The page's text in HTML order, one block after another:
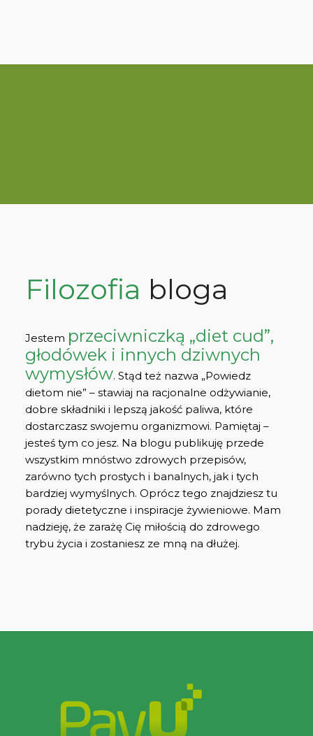
Filozofia bloga
Jestem przeciwniczką „diet cud”,
głodówek i innych dziwnych
wymysłów. Stąd też nazwa „Powiedz
dietom nie” – stawiaj na racjonalne odżywianie,
dobre składniki i lepszą jakość paliwa, które
dostarczasz swojemu organizmowi. Pamiętaj –
jesteś tym co jesz. Na blogu publikuję przede
wszystkim mnóstwo zdrowych przepisów,
zarówno tych prostych i banalnych, jak i tych
bardziej wymyślnych. Oprócz tego znajdziesz tu
porady dietetyczne i inspiracje żywieniowe. Mam
nadzieję, że zarażę Cię miłością do zdrowego
trybu życia i zostaniesz ze mną na dłużej.